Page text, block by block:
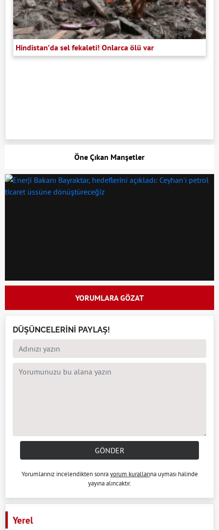
Hindistan’da sel fekaleti! Onlarca ölü var
Öne Çıkan Manşetler
YORUMLARA GÖZAT
DÜŞÜNCELERİNİ PAYLAŞ!
GÖNDER
Yorumlarınız incelendikten sonrayorum kurallarına uyması halinde
yayına alıncaktır.
Yerel